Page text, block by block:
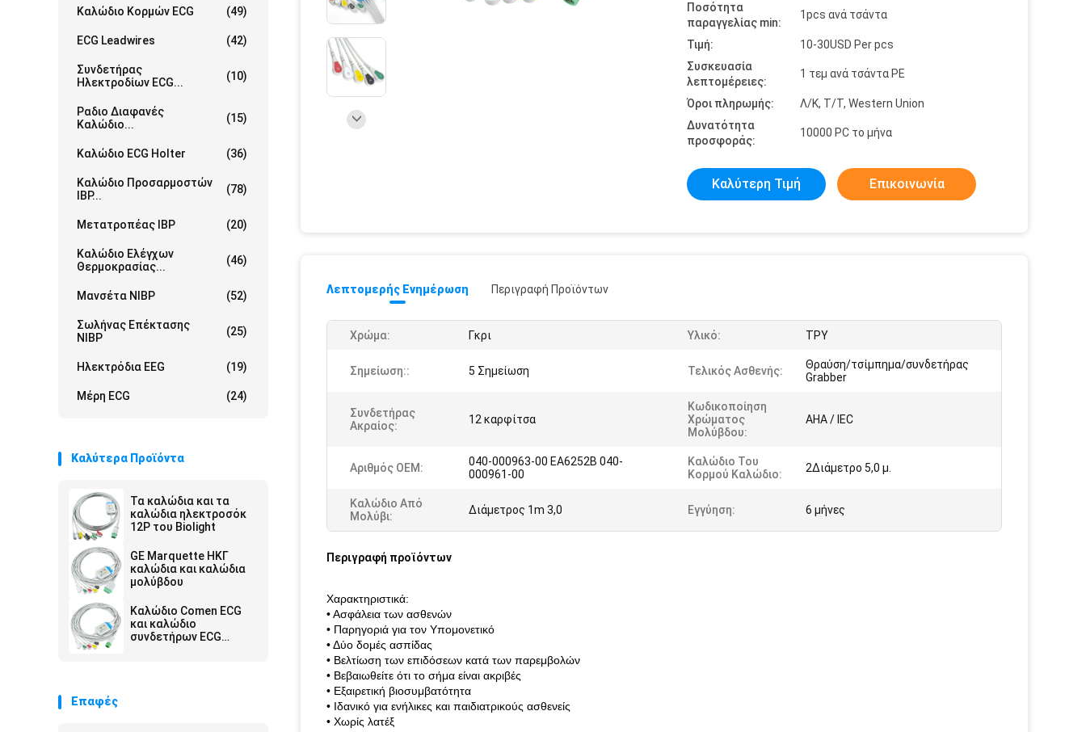
Καλώδιο Κορμών ECG (49)
ECG Leadwires (42)
Συνδετήρας
Ηλεκτροδίων ECG...
(10)
Ραδιο Διαφανές
Καλώδιο...
(15)
Καλώδιο ECG Holter (36)
Καλώδιο Προσαρμοστών
IBP...
(78)
Μετατροπέας IBP (20)
Καλώδιο Ελέγχων
Θερμοκρασίας...
(46)
Μανσέτα NIBP (52)
Σωλήνας Επέκτασης
NIBP
(25)
Ηλεκτρόδια EEG (19)
Μέρη ECG (24)
Καλύτερα Προϊόντα
Τα καλώδια και τα
καλώδια ηλεκτροσόκ
12P του Biolight
GE Marquette ΗΚΓ
καλώδια και καλώδια
μολύβδου
Καλώδιο Comen ECG
και καλώδιο
συνδετήρων ECG
Επαφές
Ποσότητα
παραγγελίας min:
1pcs ανά τσάντα
Τιμή:
10-30USD Per pcs
Συσκευασία
λεπτομέρειες:
1 τεμ ανά τσάντα PE
Όροι πληρωμής:
Λ/Κ, Τ/Τ, Western Union
Δυνατότητα
προσφοράς:
10000 PC το μήνα
Καλύτερη Τιμή Επικοινωνία
Λεπτομερής Ενημέρωση Περιγραφή Προϊόντων
Χρώμα: Γκρι Υλικό: ΤΡΥ
Σημείωση:: 5 Σημείωση Τελικός Ασθενής:
Θραύση/τσίμπημα/συνδετήρας
Grabber
Συνδετήρας
Ακραίος:
12 καρφίτσα
Κωδικοποίηση
Χρώματος
Μολύβδου:
AHA / IEC
Αριθμός OEM:
040-000963-00 EA6252B 040-
000961-00
Καλώδιο Του
Κορμού Καλώδιο:
2Διάμετρο 5,0 μ.
Καλώδιο Από
Μολύβι:
Διάμετρος 1m 3,0 Εγγύηση: 6 μήνες
Περιγραφή προϊόντων
Χαρακτηριστικά:
• Ασφάλεια των ασθενών
• Παρηγοριά για τον Υπομονετικό
• Δύο δομές ασπίδας
• Βελτίωση των επιδόσεων κατά των παρεμβολών
• Βεβαιωθείτε ότι το σήμα είναι ακριβές
• Εξαιρετική βιοσυμβατότητα
• Ιδανικό για ενήλικες και παιδιατρικούς ασθενείς
• Χωρίς λατέξ